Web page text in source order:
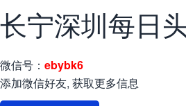
长宁深圳每日
微信号： ebybk6
添加微信好友, 获取更多信息